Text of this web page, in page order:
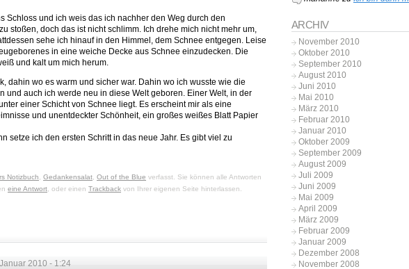
Schloss und ich weis das ich nachher den Weg durch den
stoßen, doch das ist nicht schlimm. Ich drehe mich nicht mehr um,
sehe ich hinauf in den Himmel, dem Schnee entgegen. Leise
in eine weiche Decke aus Schnee einzudecken. Die
und kalt um mich herum.
dahin wo es warm und sicher war. Dahin wo ich wusste wie die
und auch ich werde neu in diese Welt geboren. Einer Welt, in der
einer Schicht von Schnee liegt. Es erscheint mir als eine
und unentdeckter Schönheit, ein großes weißes Blatt Papier
setze ich den ersten Schritt in das neue Jahr. Es gibt viel zu
Notizbuch Gedankensalat Out of the Blue verfasst. Sie können alle Antworten
eine Antwort , oder einen Trackback von Ihrer eigenen Seite hinterlassen.
2010 - 1:24
ARCHIV
November 2010
Oktober 2010
September 2010
August 2010
Juni 2010
Mai 2010
März 2010
Februar 2010
Januar 2010
Oktober 2009
September 2009
August 2009
Juli 2009
Juni 2009
Mai 2009
April 2009
März 2009
Februar 2009
Januar 2009
Dezember 2008
November 2008